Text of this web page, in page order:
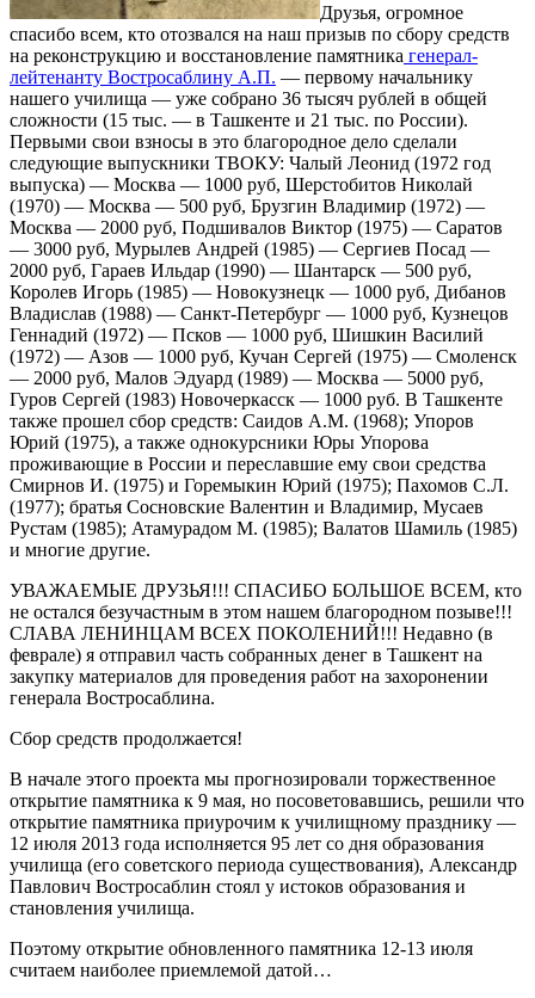
Друзья, огромное
спасибо всем, кто отозвался на наш призыв по сбору средств
на реконструкцию и восстановление памятника генерал-
лейтенанту Востросаблину А.П. — первому начальнику
нашего училища — уже собрано 36 тысяч рублей в общей
сложности (15 тыс. — в Ташкенте и 21 тыс. по России).
Первыми свои взносы в это благородное дело сделали
следующие выпускники ТВОКУ: Чалый Леонид (1972 год
выпуска) — Москва — 1000 руб, Шерстобитов Николай
(1970) — Москва — 500 руб, Брузгин Владимир (1972) —
Москва — 2000 руб, Подшивалов Виктор (1975) — Саратов
— 3000 руб, Мурылев Андрей (1985) — Сергиев Посад —
2000 руб, Гараев Ильдар (1990) — Шантарск — 500 руб,
Королев Игорь (1985) — Новокузнецк — 1000 руб, Дибанов
Владислав (1988) — Санкт-Петербург — 1000 руб, Кузнецов
Геннадий (1972) — Псков — 1000 руб, Шишкин Василий
(1972) — Азов — 1000 руб, Кучан Сергей (1975) — Смоленск
— 2000 руб, Малов Эдуард (1989) — Москва — 5000 руб,
Гуров Сергей (1983) Новочеркасск — 1000 руб. В Ташкенте
также прошел сбор средств: Саидов А.М. (1968); Упоров
Юрий (1975), а также однокурсники Юры Упорова
проживающие в России и переславшие ему свои средства
Смирнов И. (1975) и Горемыкин Юрий (1975); Пахомов С.Л.
(1977); братья Сосновские Валентин и Владимир, Мусаев
Рустам (1985); Атамурадом М. (1985); Валатов Шамиль (1985)
и многие другие.
УВАЖАЕМЫЕ ДРУЗЬЯ!!! СПАСИБО БОЛЬШОЕ ВСЕМ, кто
не остался безучастным в этом нашем благородном позыве!!!
СЛАВА ЛЕНИНЦАМ ВСЕХ ПОКОЛЕНИЙ!!! Недавно (в
феврале) я отправил часть собранных денег в Ташкент на
закупку материалов для проведения работ на захоронении
генерала Востросаблина.
Сбор средств продолжается!
В начале этого проекта мы прогнозировали торжественное
открытие памятника к 9 мая, но посоветовавшись, решили что
открытие памятника приурочим к училищному празднику —
12 июля 2013 года исполняется 95 лет со дня образования
училища (его советского периода существования), Александр
Павлович Востросаблин стоял у истоков образования и
становления училища.
Поэтому открытие обновленного памятника 12-13 июля
считаем наиболее приемлемой датой…